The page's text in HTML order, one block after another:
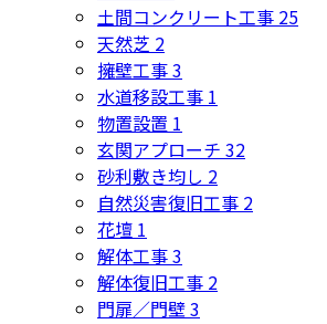
土間コンクリート工事 25
天然芝 2
擁壁工事3
水道移設工事 1
物置設置 1
玄関アプローチ 32
砂利敷き均し 2
自然災害復旧工事 2
花壇 1
解体工事3
解体復旧工事 2
門扉／門壁3